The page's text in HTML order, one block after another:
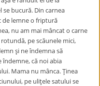
se bucură. Din carnea
de lemne o friptură
nu am mai mâncat o carne
rotundă, pe scăunele mici,
şi ne îndemna să
îndemne, că noi abia
Mama nu mânca. Ţinea
pe uliţele satului se